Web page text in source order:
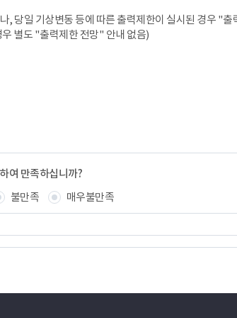
, 당일 기상변동 등에 따른 출력제한이 실시된 경우 "
별도 "출력제한 전망" 안내 없음)
여 만족하십니까?
불만족
매우불만족